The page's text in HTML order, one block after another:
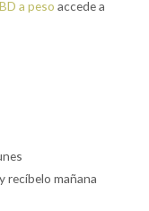
a peso accede a
recíbelo mañana